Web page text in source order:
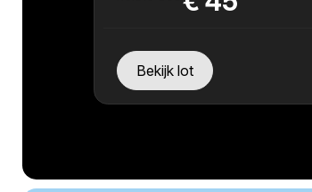
Bekijk lot